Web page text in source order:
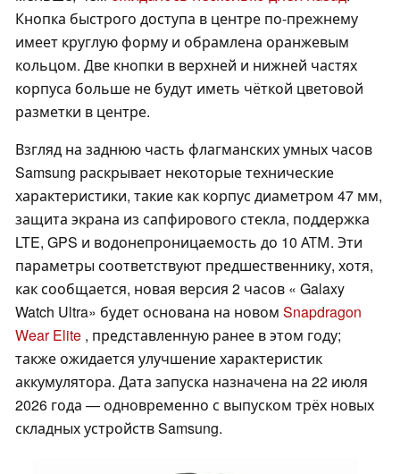
Кнопка быстрого доступа в центре по-прежнему
имеет круглую форму и обрамлена оранжевым
кольцом. Две кнопки в верхней и нижней частях
корпуса больше не будут иметь чёткой цветовой
разметки в центре.
Взгляд на заднюю часть флагманских умных часов
Samsung раскрывает некоторые технические
характеристики, такие как корпус диаметром 47 мм,
защита экрана из сапфирового стекла, поддержка
LTE, GPS и водонепроницаемость до 10 АТМ. Эти
параметры соответствуют предшественнику, хотя,
как сообщается, новая версия 2 часов « Galaxy
Watch Ultra» будет основана на новом Snapdragon
Wear Elite , представленную ранее в этом году;
также ожидается улучшение характеристик
аккумулятора. Дата запуска назначена на 22 июля
2026 года — одновременно с выпуском трёх новых
складных устройств Samsung.